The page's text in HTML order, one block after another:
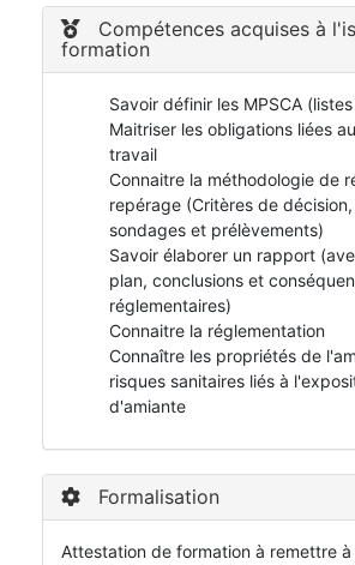
Compétences acquises à
formation
Savoir définir les MPSCA
Maitriser les obligations liées
travail
Connaitre la méthodologie de
repérage (Critères de décision,
sondages et prélèvements)
Savoir élaborer un rapport
plan, conclusions et
réglementaires)
Connaitre la réglementation
Connaître les propriétés de
risques sanitaires liés à
d'amiante
Formalisation
Attestation de formation à remettre à